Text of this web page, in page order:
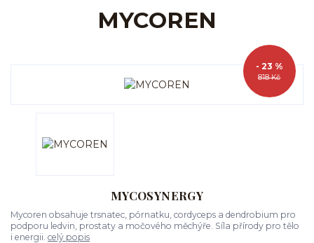
MYCOREN
818 Kč
- 23 %
MYCOSYNERGY
Mycoren obsahuje trsnatec, pórnatku, cordyceps a dendrobium pro
podporu ledvin, prostaty a močového měchýře. Síla přírody pro tělo
i energii. celý popis